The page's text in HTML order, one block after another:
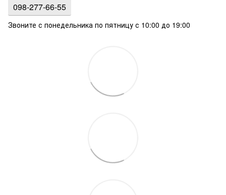
098-277-66-55
Звоните с понедельника по пятницу с 10:00 до 19:00